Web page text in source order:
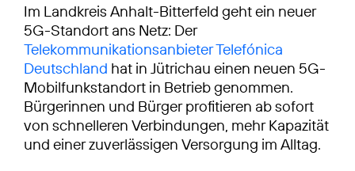
Im Landkreis Anhalt-Bitterfeld geht ein neuer
5G-Standort ans Netz: Der
Telekommunikationsanbieter Telefónica
Deutschland hat in Jütrichau einen neuen 5G-
Mobilfunkstandort in Betrieb genommen.
Bürgerinnen und Bürger profitieren ab sofort
von schnelleren Verbindungen, mehr Kapazität
und einer zuverlässigen Versorgung im Alltag.